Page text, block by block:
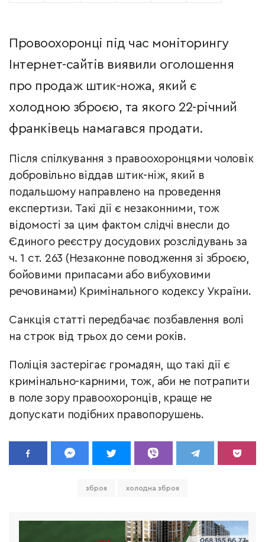
Провоохоронці під час моніторингу
Інтернет-сайтів виявили оголошення
про продаж штик-ножа, який є
холодною зброєю, та якого 22-річний
франківець намагався продати.
Після спілкування з правоохоронцями чоловік
добровільно віддав штик-ніж, який в
подальшому направлено на проведення
експертизи. Такі дії є незаконними, тож
відомості за цим фактом слідчі внесли до
Єдиного реєстру досудових розслідувань за
ч. 1 ст. 263 (Незаконне поводження зі зброєю,
бойовими припасами або вибуховими
речовинами) Кримінального кодексу України.
Санкція статті передбачає позбавлення волі
на строк від трьох до семи років.
Поліція застерігає громадян, що такі дії є
кримінально-карними, тож, аби не потрапити
в поле зору правоохоронців, краще не
допускати подібних правопорушень.
зброя холодна зброя